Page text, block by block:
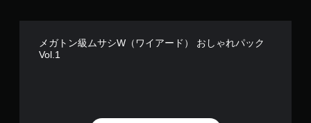
メガトン級ムサシW（ワイアード） おしゃれパック
Vol.1